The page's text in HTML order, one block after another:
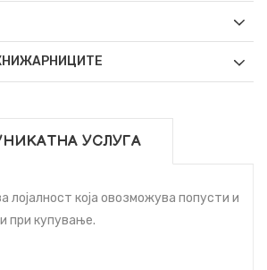
УСЛУГА
лојалност која овозможува попусти и
при купување.